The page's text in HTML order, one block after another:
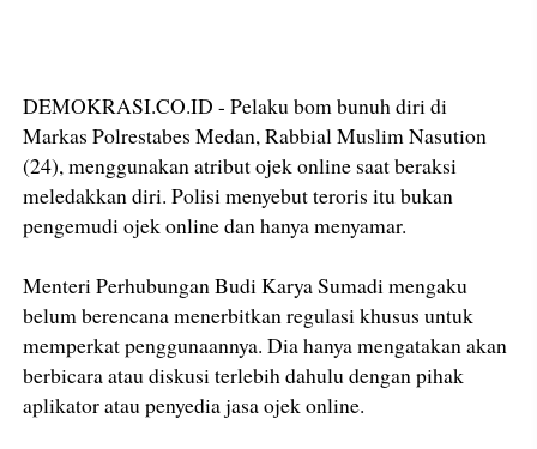
DEMOKRASI.CO.ID - Pelaku bom bunuh diri di
Markas Polrestabes Medan, Rabbial Muslim Nasution
(24), menggunakan atribut ojek online saat beraksi
meledakkan diri. Polisi menyebut teroris itu bukan
pengemudi ojek online dan hanya menyamar.
Menteri Perhubungan Budi Karya Sumadi mengaku
belum berencana menerbitkan regulasi khusus untuk
memperkat penggunaannya. Dia hanya mengatakan akan
berbicara atau diskusi terlebih dahulu dengan pihak
aplikator atau penyedia jasa ojek online.